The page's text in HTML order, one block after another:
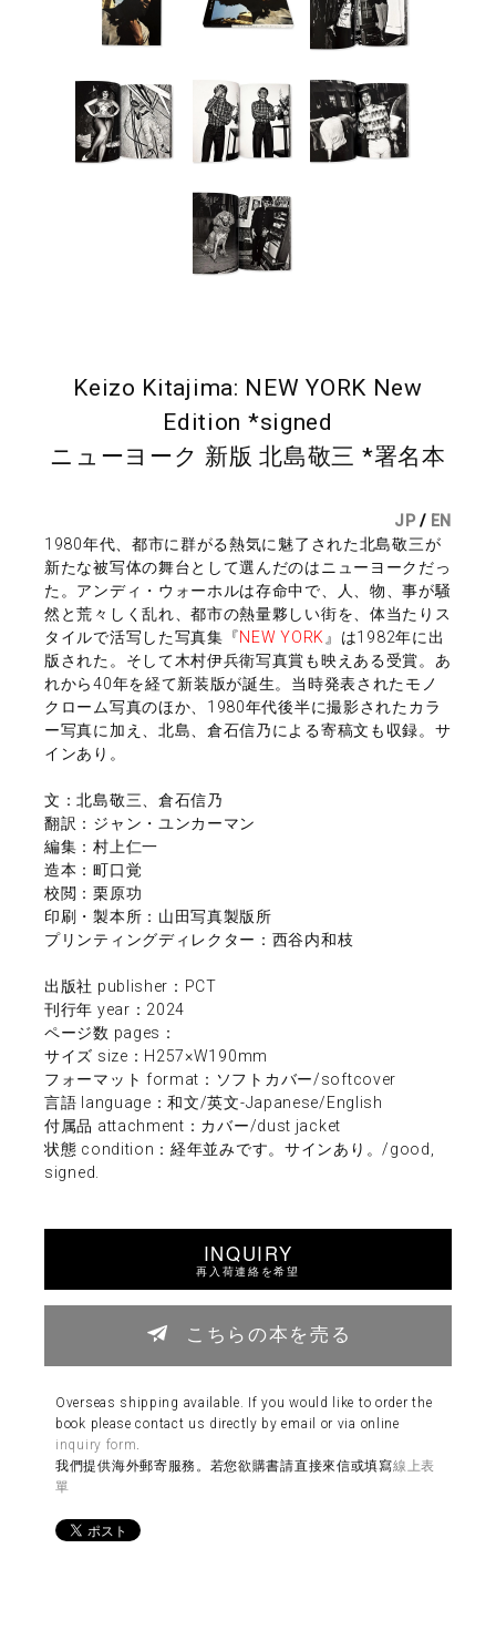
Keizo Kitajima: NEW YORK New
Edition *signed
ニューヨーク 新版 北島敬三 *署名本
JP / EN
1980年代、都市に群がる熱気に魅了された北島敬三が
新たな被写体の舞台として選んだのはニューヨークだっ
た。アンディ・ウォーホルは存命中で、人、物、事が騒
然と荒々しく乱れ、都市の熱量夥しい街を、体当たりス
タイルで活写した写真集『NEW YORK 』は1982年に出
版された。そして木村伊兵衛写真賞も映えある受賞。あ
れから40年を経て新装版が誕生。当時発表されたモノ
クローム写真のほか、1980年代後半に撮影されたカラ
ー写真に加え、北島、倉石信乃による寄稿文も収録。サ
インあり。
文：北島敬三、倉石信乃
翻訳：ジャン・ユンカーマン
編集：村上仁一
造本：町口覚
校閲：栗原功
印刷・製本所：山田写真製版所
プリンティングディレクター：西谷内和枝
出版社 publisher：PCT
刊行年 year：2024
ページ数 pages：
サイズ size：H257×W190mm
フォーマット format：ソフトカバー/softcover
言語 language：和文/英文-Japanese/English
付属品 attachment：カバー/dust jacket
状態 condition：経年並みです。サインあり。/good,
signed.
INQUIRY
再入荷連絡を希望
こちらの本を売る
Overseas shipping available. If you would like to order the
book please contact us directly by email or via online
inquiry form
我們提供海外郵寄服務。若您欲購書請直接來信或填寫線上表
單